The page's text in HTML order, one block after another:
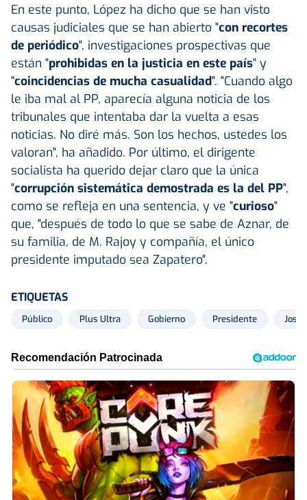
En este punto, López ha dicho que se han visto
causas judiciales que se han abierto "con recortes
de periódico", investigaciones prospectivas que
están "prohibidas en la justicia en este país" y
"coincidencias de mucha casualidad". "Cuando algo
le iba mal al PP, aparecía alguna noticia de los
tribunales que intentaba dar la vuelta a esas
noticias. No diré más. Son los hechos, ustedes los
valoran", ha añadido. Por último, el dirigente
socialista ha querido dejar claro que la única
"corrupción sistemática demostrada es la del PP",
como se refleja en una sentencia, y ve "curioso"
que, "después de todo lo que se sabe de Aznar, de
su familia, de M. Rajoy y compañía, el único
presidente imputado sea Zapatero".
ETIQUETAS
Público Plus Ultra Gobierno Presidente José